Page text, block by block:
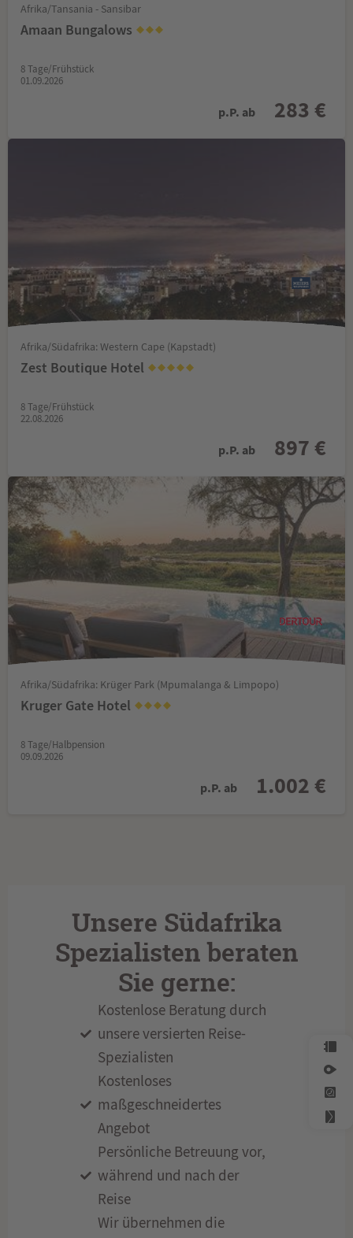
Afrika/Tansania - Sansibar
Amaan Bungalows
8 Tage/Frühstück
01.09.2026
p.P. ab 283 €
Afrika/Südafrika: Western Cape (Kapstadt)
Zest Boutique Hotel
8 Tage/Frühstück
22.08.2026
p.P. ab 897 €
Afrika/Südafrika: Krüger Park (Mpumalanga & Limpopo)
Kruger Gate Hotel
8 Tage/Halbpension
09.09.2026
p.P. ab 1.002 €
Unsere Südafrika
Spezialisten beraten
Sie gerne:
Kostenlose Beratung durch
unsere versierten Reise-
Spezialisten
Kostenloses
maßgeschneidertes
Angebot
Persönliche Betreuung vor,
während und nach der
Reise
Wir übernehmen die